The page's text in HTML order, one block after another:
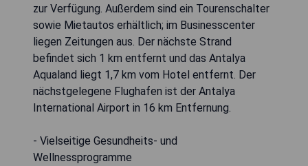
zur Verfügung. Außerdem sind ein Tourenschalter
sowie Mietautos erhältlich; im Businesscenter
liegen Zeitungen aus. Der nächste Strand
befindet sich 1 km entfernt und das Antalya
Aqualand liegt 1,7 km vom Hotel entfernt. Der
nächstgelegene Flughafen ist der Antalya
International Airport in 16 km Entfernung.
- Vielseitige Gesundheits- und
Wellnessprogramme